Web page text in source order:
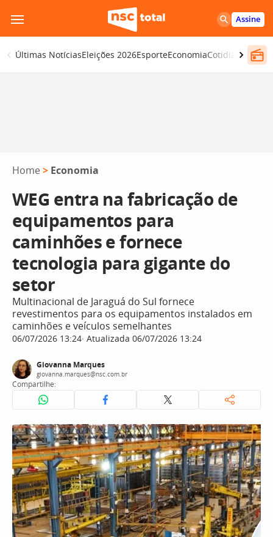
para
o
conteúdo
Assine
Últimas NotíciasEleições 2026EsporteEconomiaCotidiano
Home > Economia
WEG entra na fabricação de
equipamentos para
caminhões e fornece
tecnologia para gigante do
setor
Multinacional de Jaraguá do Sul fornece
revestimentos para os equipamentos instalados em
caminhões e veículos semelhantes
06/07/2026 13:24 Atualizada 06/07/2026 13:24
Giovanna Marques
giovanna.marques@nsc.com.br
Compartilhe: